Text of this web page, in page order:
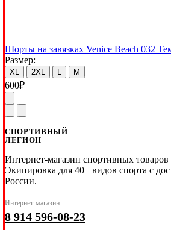
Шорты на завязках Venice Beach 032
Размер:
XL 2XL M
600₽
СПОРТИВНЫЙ
ЛЕГИОН
Интернет-магазин спортивных товаров
Экипировка для 40+ видов спорта с
России.
Интернет-магазин:
8 914 596-08-23